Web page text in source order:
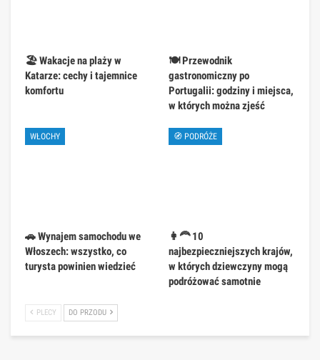
🏖️ Wakacje na plaży w
Katarze: cechy i tajemnice
komfortu
🍽️ Przewodnik
gastronomiczny po
Portugalii: godziny i miejsca,
w których można zjeść
WŁOCHY
🚗 Wynajem samochodu we
Włoszech: wszystko, co
turysta powinien wiedzieć
🧭 PODRÓŻE
👩‍🦰 10
najbezpieczniejszych krajów,
w których dziewczyny mogą
podróżować samotnie
PLECY DO PRZODU